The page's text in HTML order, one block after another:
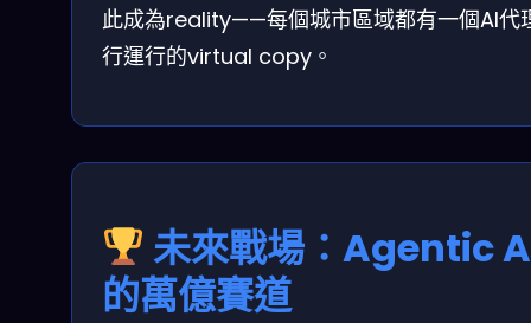
此成為reality——每個城市區域都有一個AI代
行運行的virtual copy。
未來戰場：Agentic
的萬億賽道